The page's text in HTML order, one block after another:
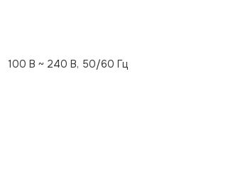
100 В ~ 240 В, 50/60 Гц